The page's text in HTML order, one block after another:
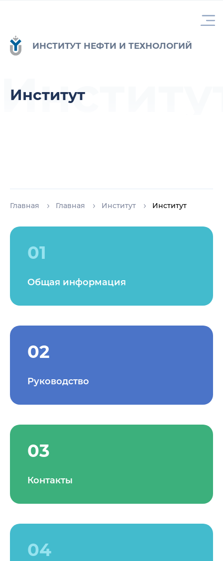
ИНСТИТУТ НЕФТИ И ТЕХНОЛОГИЙ
Институт
Главная Главная Институт Институт
01
Общая информация
02
Руководство
03
Контакты
04